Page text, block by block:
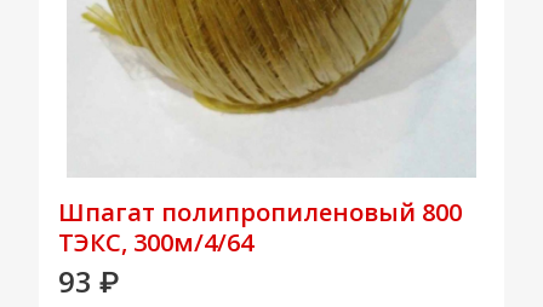
Шпагат полипропиленовый 800
ТЭКС, 300м/4/64
93 ₽